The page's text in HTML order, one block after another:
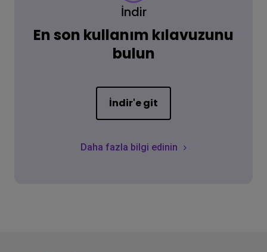
İndir
En son kullanım kılavuzunu
bulun
İndir'e git
Daha fazla bilgi edinin